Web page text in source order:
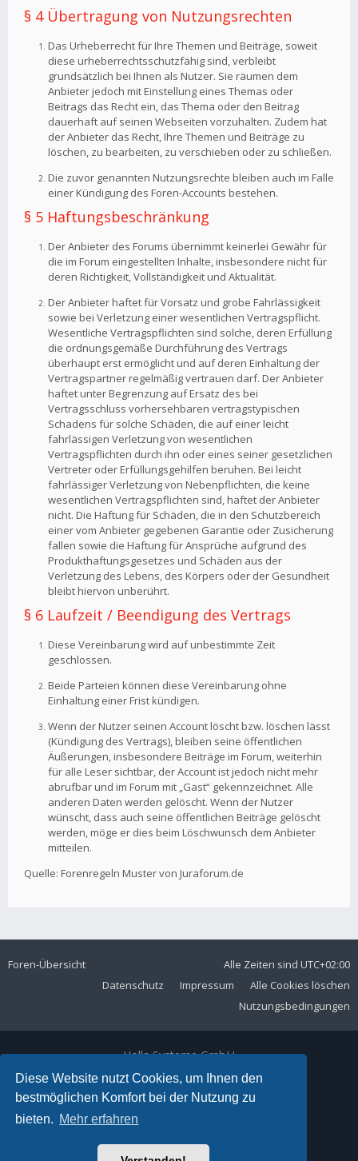
Diese Website nutzt Cookies, um Ihnen den
bestmöglichen Komfort bei der Nutzung zu
bieten. Mehr erfahren
§ 4 Übertragung von Nutzungsrechten
Das Urheberrecht für Ihre Themen und Beiträge, soweit
diese urheberrechtsschutzfähig sind, verbleibt
grundsätzlich bei Ihnen als Nutzer. Sie räumen dem
Anbieter jedoch mit Einstellung eines Themas oder
Beitrags das Recht ein, das Thema oder den Beitrag
dauerhaft auf seinen Webseiten vorzuhalten. Zudem hat
der Anbieter das Recht, Ihre Themen und Beiträge zu
löschen, zu bearbeiten, zu verschieben oder zu schließen.
Die zuvor genannten Nutzungsrechte bleiben auch im Falle
einer Kündigung des Foren-Accounts bestehen.
§ 5 Haftungsbeschränkung
Der Anbieter des Forums übernimmt keinerlei Gewähr für
die im Forum eingestellten Inhalte, insbesondere nicht für
deren Richtigkeit, Vollständigkeit und Aktualität.
Der Anbieter haftet für Vorsatz und grobe Fahrlässigkeit
sowie bei Verletzung einer wesentlichen Vertragspflicht.
Wesentliche Vertragspflichten sind solche, deren Erfüllung
die ordnungsgemäße Durchführung des Vertrags
überhaupt erst ermöglicht und auf deren Einhaltung der
Vertragspartner regelmäßig vertrauen darf. Der Anbieter
haftet unter Begrenzung auf Ersatz des bei
Vertragsschluss vorhersehbaren vertragstypischen
Schadens für solche Schäden, die auf einer leicht
fahrlässigen Verletzung von wesentlichen
Vertragspflichten durch ihn oder eines seiner gesetzlichen
Vertreter oder Erfüllungsgehilfen beruhen. Bei leicht
fahrlässiger Verletzung von Nebenpflichten, die keine
wesentlichen Vertragspflichten sind, haftet der Anbieter
nicht. Die Haftung für Schäden, die in den Schutzbereich
einer vom Anbieter gegebenen Garantie oder Zusicherung
fallen sowie die Haftung für Ansprüche aufgrund des
Produkthaftungsgesetzes und Schäden aus der
Verletzung des Lebens, des Körpers oder der Gesundheit
bleibt hiervon unberührt.
§ 6 Laufzeit / Beendigung des Vertrags
Diese Vereinbarung wird auf unbestimmte Zeit
geschlossen.
Beide Parteien können diese Vereinbarung ohne
Einhaltung einer Frist kündigen.
Wenn der Nutzer seinen Account löscht bzw. löschen lässt
(Kündigung des Vertrags), bleiben seine öffentlichen
Äußerungen, insbesondere Beiträge im Forum, weiterhin
für alle Leser sichtbar, der Account ist jedoch nicht mehr
abrufbar und im Forum mit „Gast“ gekennzeichnet. Alle
anderen Daten werden gelöscht. Wenn der Nutzer
wünscht, dass auch seine öffentlichen Beiträge gelöscht
werden, möge er dies beim Löschwunsch dem Anbieter
mitteilen.
Quelle: Forenregeln Muster von Juraforum.de
Foren-Übersicht Alle Zeiten sind UTC+02:00
Alle Cookies löschen
Impressum
Datenschutz
Nutzungsbedingungen
Volla Systeme GmbH
Kölner Straße 102
42897 Remscheid
Telefon:+49 2191 59897 61
E-Mail: